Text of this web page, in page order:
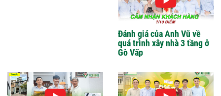
Đánh giá của Anh Vũ về
quá trình xây nhà 3 tầng ở
Gò Vấp